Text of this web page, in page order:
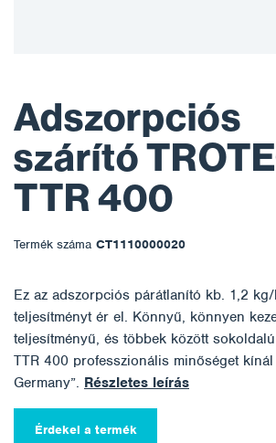
Adszorpciós
szárító
TTR 400
Termék száma CT1110000020
Ez az adszorpciós párátlanító kb. 1,2
teljesítményt ér el. Könnyű, könnyen
teljesítményű, és többek között
TTR 400 professzionális minőséget kínál
Germany”. Részletes leírás
Érdekel a termék